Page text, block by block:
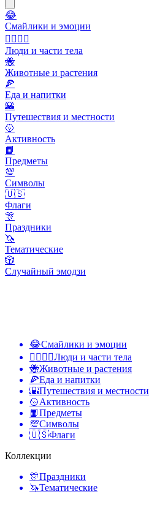
😂
Смайлики и эмоции
👩‍❤️‍💋‍👨
Люди и части тела
🐝
Животные и растения
🍕
Еда и напитки
🌇
Путешествия и местности
🥎
Активность
📙
Предметы
💯
Символы
🇺🇸
Флаги
🎊
Праздники
🦄
Тематические
🎲
Случайный эмодзи
😂Смайлики и эмоции
👩‍❤️‍💋‍👨Люди и части тела
🐝Животные и растения
🍕Еда и напитки
🌇Путешествия и местности
🥎Активность
📙Предметы
💯Символы
🇺🇸Флаги
Коллекции
🎊Праздники
🦄Тематические